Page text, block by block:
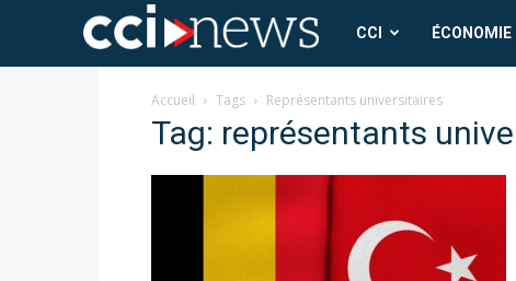
CCI
News
CCI ÉCONOMIE
Accueil Tags Représentants universitaires
Tag: représentants